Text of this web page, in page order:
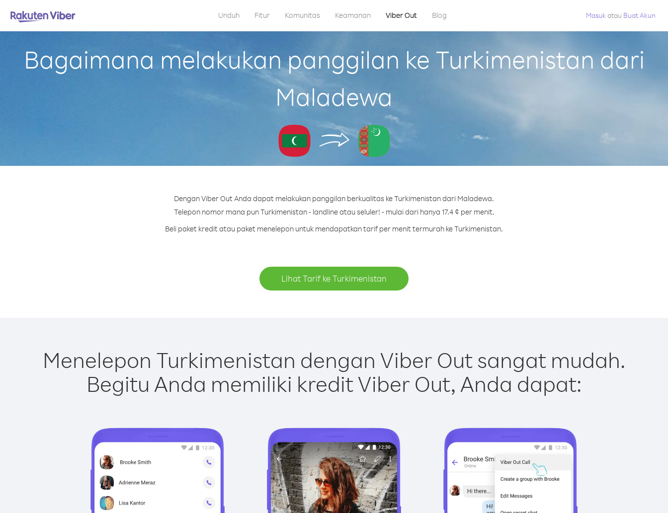
Unduh Fitur Komunitas Keamanan Viber Out Blog Masuk atau Buat Akun
Bagaimana melakukan panggilan ke Turkimenistan dari
Maladewa
Dengan Viber Out Anda dapat melakukan panggilan berkualitas ke Turkimenistan dari Maladewa.
Telepon nomor mana pun Turkimenistan - landline atau seluler! - mulai dari hanya 17.4 ¢ per menit.
Beli paket kredit atau paket menelepon untuk mendapatkan tarif per menit termurah ke Turkimenistan.
Lihat Tarif ke Turkimenistan
Menelepon Turkimenistan dengan Viber Out sangat mudah.
Begitu Anda memiliki kredit Viber Out, Anda dapat: